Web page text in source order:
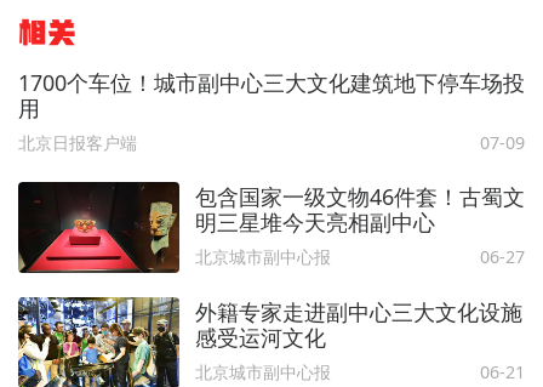
相关
1700个车位！城市副中心三大文化建筑地下停车场投
用
北京日报客户端 07-09
包含国家一级文物46件套！古蜀文
明三星堆今天亮相副中心
北京城市副中心报 06-27
外籍专家走进副中心三大文化设施
感受运河文化
北京城市副中心报 06-21